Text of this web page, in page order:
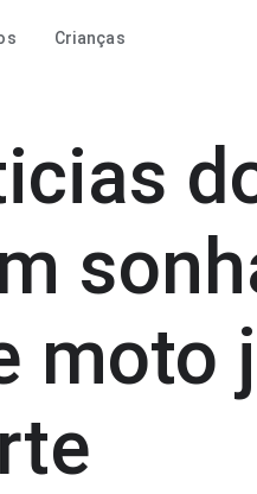
Crianças
moto